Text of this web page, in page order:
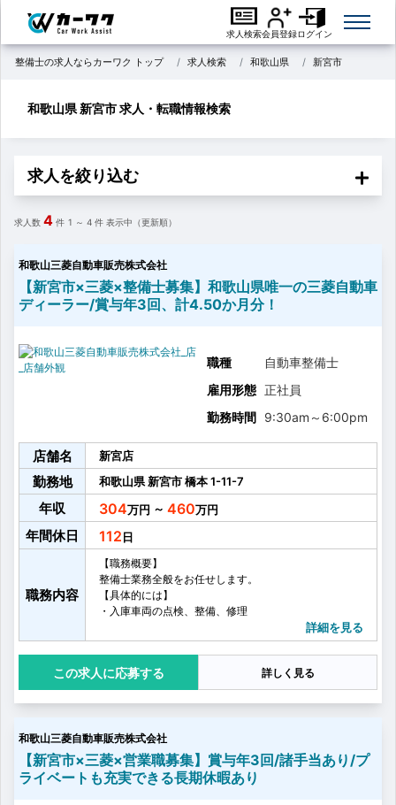
求人検索会員登録ログイン
整備士の求人ならカーワク トップ 求人検索 和歌山県 新宮市
和歌山県 新宮市 求人・転職情報検索
求人を絞り込む
求人数 4 件 1 ～ 4 件 表示中（更新順）
和歌山三菱自動車販売株式会社
【新宮市×三菱×整備士募集】和歌山県唯一の三菱自動車
ディーラー/賞与年3回、計4.50か月分！
職種
自動車整備士
雇用形態 正社員
勤務時間 9:30am ～ 6:00pm
店舗名 新宮店
勤務地 和歌山県新宮市橋本1-11-7
年収 304 ～ 460
年間休日 112
職務内容
【職務概要】
整備士業務全般をお任せします。
【具体的には】
・入庫車両の点検、整備、修理
・車両の納車、引取、洗車作業、他
詳細を見る
応募する 詳しく見る
和歌山三菱自動車販売株式会社
【新宮市×三菱×営業職募集】賞与年3回/諸手当あり/プ
ライベートも充実できる長期休暇あり